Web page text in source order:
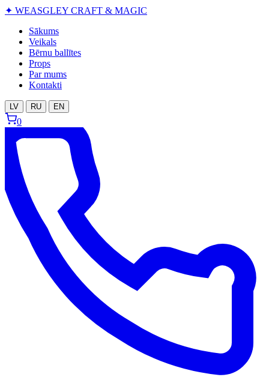
✦ WEASGLEY CRAFT & MAGIC
Sākums
Veikals
Bērnu ballītes
Props
Par mums
Kontakti
LV RU EN
0